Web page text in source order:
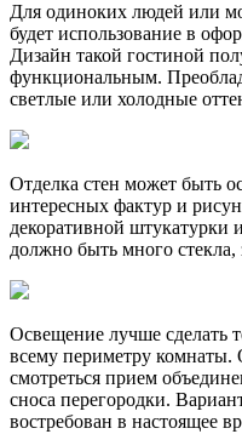
Для одиноких людей или
будет использование в
Дизайн такой гостиной
функциональным.
светлые или холодные
Отделка стен может быть
интересных фактур и
декоративной штукатурки
должно быть много стекла,
Освещение лучше сделать
всему периметру комнаты.
смотреться прием
сноса перегородки.
востребован в настоящее